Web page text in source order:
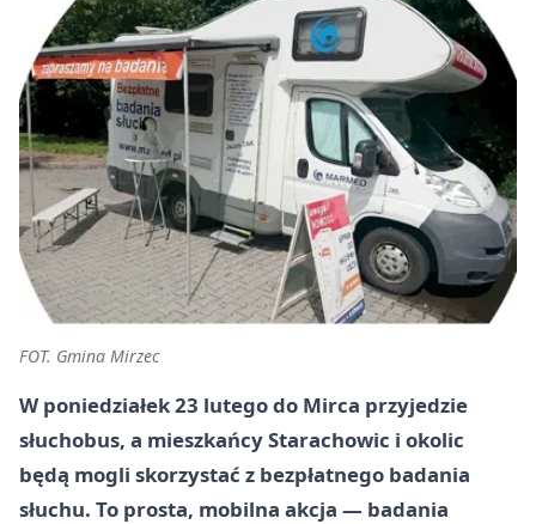
FOT. Gmina Mirzec
W poniedziałek23 lutegodo Mirca przyjedzie
słuchobus, a mieszkańcy Starachowic i okolic
będą mogli skorzystać z bezpłatnego badania
słuchu. To prosta, mobilna akcja — badania